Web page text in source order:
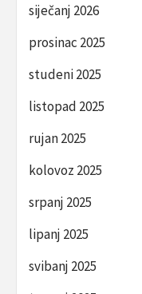
siječanj 2026
prosinac 2025
studeni 2025
listopad 2025
rujan 2025
kolovoz 2025
srpanj 2025
lipanj 2025
svibanj 2025